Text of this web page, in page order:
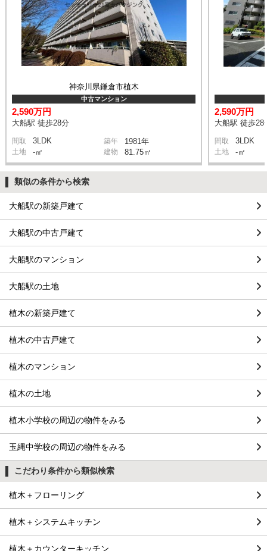
神奈川県鎌倉市植木
中古マンション
2,590万円
大船駅 徒歩28分
間取 3LDK 築年 1981年
土地 -㎡ 建物 81.75㎡
2,590万円
大船駅 徒歩28
間取 3LDK
土地 -㎡
類似の条件から検索
大船駅の新築戸建て
大船駅の中古戸建て
大船駅のマンション
大船駅の土地
植木の新築戸建て
植木の中古戸建て
植木のマンション
植木の土地
植木小学校の周辺の物件をみる
玉縄中学校の周辺の物件をみる
こだわり条件から類似検索
植木＋フローリング
植木＋システムキッチン
植木＋カウンターキッチン